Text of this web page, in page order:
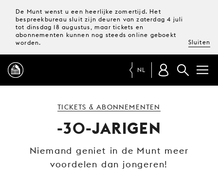
De Munt wenst u een heerlijke zomertijd. Het
bespreekbureau sluit zijn deuren van zaterdag 4 juli
tot dinsdag 18 augustus, maar tickets en
abonnementen kunnen nog steeds online geboekt
worden.
Sluiten
MAGAZINE
TICKETS &
ABONNEMENTEN
NL
TICKETS & ABONNEMENTEN
-30-JARIGEN
Niemand geniet in de Munt meer
voordelen dan jongeren!